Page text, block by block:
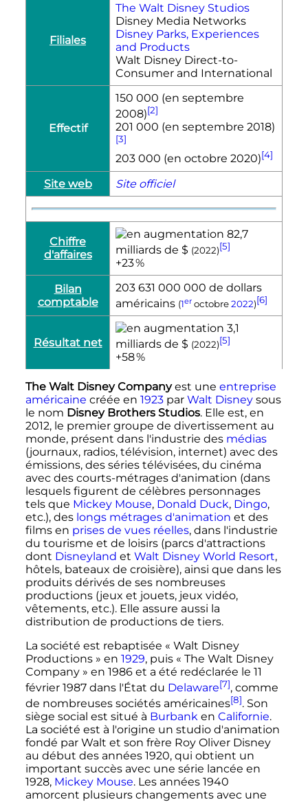
Filiales
The Walt Disney Studios
Disney Media Networks
Disney Parks, Experiences
and Products
Walt Disney Direct-to-
Consumer and International
Effectif
150 000 (en septembre
2008)[2]
201 000 (en septembre 2018)
[3]
203 000 (en octobre 2020)[4]
Site web Site officiel
Chiffre
d'affaires
82,7
milliards de $ (2022)[5]
+23%
Bilan
comptable
203 631 000 000 de dollars
américains (1er octobre2022)[6]
Résultat net
3,1
milliards de $ (2022)[5]
+58%
The Walt Disney Companyest une entreprise
américaine créée en 1923par Walt Disneysous
le nom Disney Brothers Studios. Elle est, en
2012, le premier groupe de divertissement au
monde, présent dans l'industrie des médias
(journaux, radios, télévision, internet) avec des
émissions, des séries télévisées, du cinéma
avec des courts-métrages d'animation (dans
lesquels figurent de célèbres personnages
tels que Mickey Mouse, Donald Duck, Dingo,
etc.), des longs métrages d'animation et des
films en prises de vues réelles, dans l'industrie
du tourisme et de loisirs (parcs d'attractions
dont Disneyland et Walt Disney World Resort,
hôtels, bateaux de croisière), ainsi que dans les
produits dérivés de ses nombreuses
productions (jeux et jouets, jeux vidéo,
vêtements, etc.). Elle assure aussi la
distribution de productions de tiers.
La société est rebaptisée « Walt Disney
Productions » en 1929, puis « The Walt Disney
Company » en 1986 et a été redéclarée le 11
février 1987dans l'État du Delaware[7], comme
de nombreuses sociétés américaines[8]. Son
siège social est situé à Burbanken Californie.
La société est à l'origine un studio d'animation
fondé par Walt et son frère Roy Oliver Disney
au début des années 1920, qui obtient un
important succès avec une série lancée en
1928, Mickey Mouse. Les années 1940
amorcent plusieurs changements avec une